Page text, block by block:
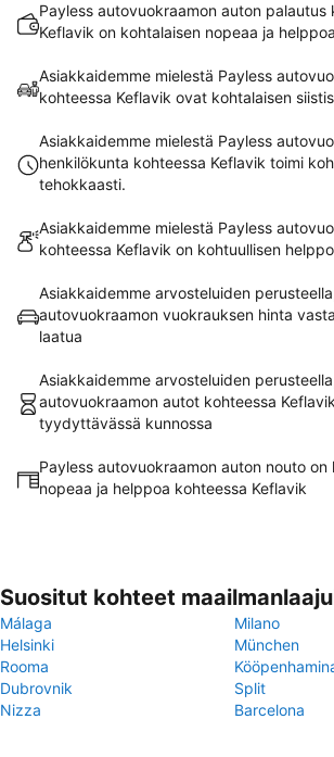
Payless autovuokraamon auton palautus
Keflavik on kohtalaisen nopeaa ja helppoa
Asiakkaidemme mielestä Payless
kohteessa Keflavik ovat kohtalaisen
Asiakkaidemme mielestä Payless
henkilökunta kohteessa Keflavik toimi
tehokkaasti.
Asiakkaidemme mielestä Payless
kohteessa Keflavik on kohtuullisen
Asiakkaidemme arvosteluiden
autovuokraamon vuokrauksen hinta
laatua
Asiakkaidemme arvosteluiden
autovuokraamon autot kohteessa
tyydyttävässä kunnossa
Payless autovuokraamon auton nouto on
nopeaa ja helppoa kohteessa Keflavik
Suositut kohteet
Málaga
Milano
Helsinki
München
Rooma
Dubrovnik
Split
Nizza
Barcelona